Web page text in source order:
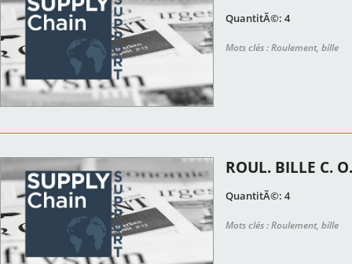
QuantitÃ©: 4
Mots clés : Roulement, bille
ROUL. BILLE C.
QuantitÃ©: 4
Mots clés : Roulement, bille